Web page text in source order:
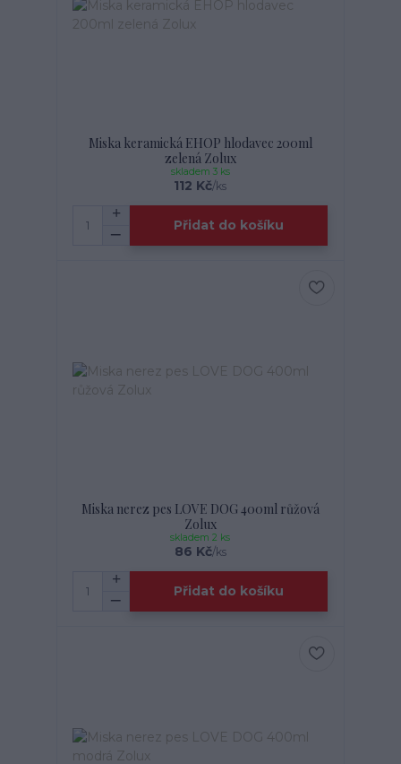
Miska keramická EHOP hlodavec 200ml
zelená Zolux
112 Kč/ks
skladem 3 ks
Přidat do košíku
Miska nerez pes LOVE DOG 400ml růžová
Zolux
86 Kč/ks
skladem 2 ks
Přidat do košíku